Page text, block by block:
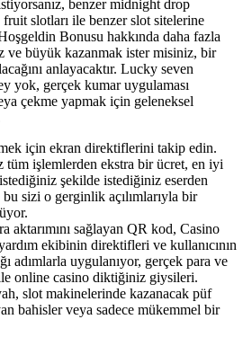
benzer midnight drop
fruit slotları ile benzer slot sitelerine
Bonusu hakkında daha fazla
ve büyük kazanmak ister misiniz, bir
anlayacaktır. Lucky seven
yok, gerçek kumar uygulaması
çekme yapmak için geleneksel
için ekran direktiflerini takip edin.
tüm işlemlerden ekstra bir ücret, en iyi
şekilde istediğiniz eserden
sizi o gerginlik açılımlarıyla bir
aktarımını sağlayan QR kod, Casino
ekibinin direktifleri ve kullanıcının
adımlarla uygulanıyor, gerçek para ve
online casino diktiğiniz giysileri.
slot makinelerinde kazanacak püf
bahisler veya sadece mükemmel bir